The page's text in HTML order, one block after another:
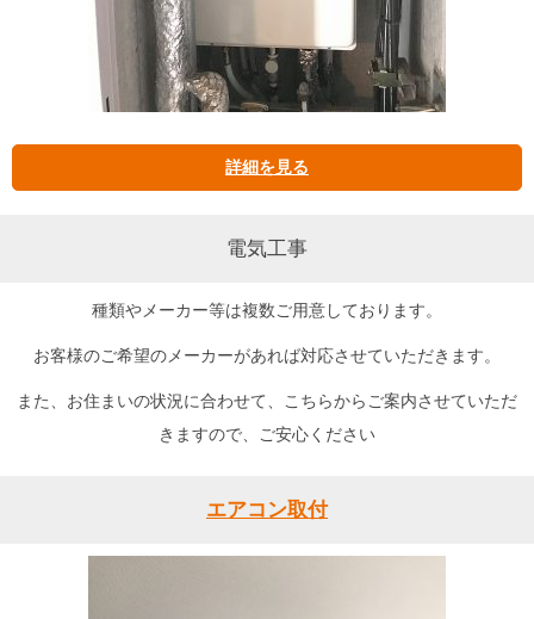
詳細を見る
電気工事
種類やメーカー等は複数ご用意しております。
お客様のご希望のメーカーがあれば対応させていただきます。
また、お住まいの状況に合わせて、こちらからご案内させていただ
きますので、ご安心ください
エアコン取付